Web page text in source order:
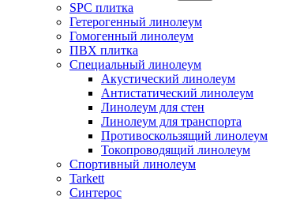
SPC плитка
Гетерогенный линолеум
Гомогенный линолеум
ПВХ плитка
Специальный линолеум
Акустический линолеум
Антистатический линолеум
Линолеум для стен
Линолеум для транспорта
Противоскользящий линолеум
Токопроводящий линолеум
Спортивный линолеум
Tarkett
Синтерос